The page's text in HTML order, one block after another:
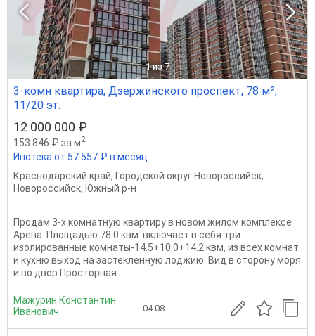
1 из 7
3-комн квартира, Дзержинского проспект, 78 м²,
11/20 эт.
12 000 000 ₽
153 846 ₽ за м2
Ипотека от 57 557 ₽ в месяц
Краснодарский край, Городской округ Новороссийск,
Новороссийск, Южный р-н
Продам 3-х комнатную квартиру в новом жилом комплексе
Арена. Площадью 78.0 квм. включает в себя три
изолированные комнаты-14.5+10.0+14.2 квм, из всех комнат
и кухню выход на застекленную лоджию. Вид в сторону моря
и во двор Просторная...
Мажурин Константин
Иванович
04.08